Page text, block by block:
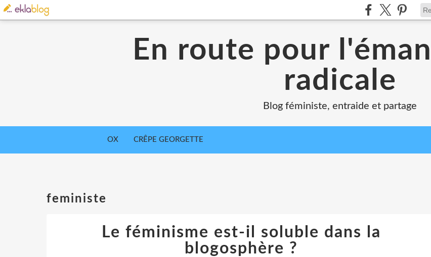
En route pour
radicale
Blog féministe, entraide et partage
OX CRÊPE GEORGETTE
feministe
Le féminisme est-il soluble dans la
blogosphère ?